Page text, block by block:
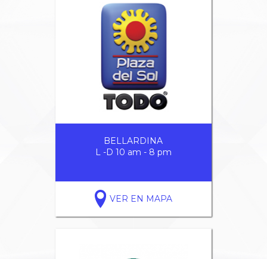
BELLARDINA
L -D 10 am - 8 pm
VER EN MAPA